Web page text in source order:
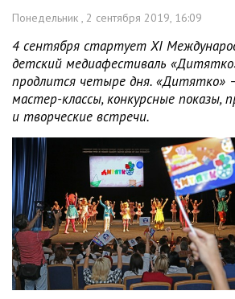
Понедельник , 2 сентября 2019, 16:09
4 сентября стартует XI
детский медиафестиваль
продлится четыре дня. «Дитятко»
мастер-классы, конкурсные показы,
и творческие встречи.